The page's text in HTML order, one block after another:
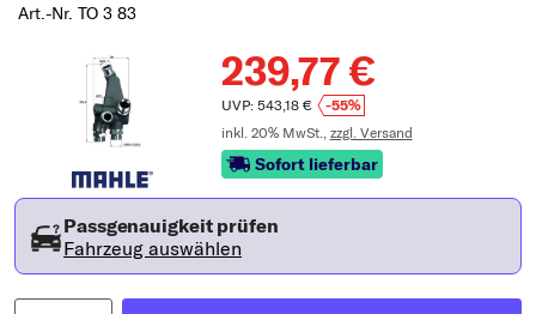
Art.-Nr. TO 3 83
239,77 €
UVP: 543,18 €
-55%
inkl. 20% MwSt., zzgl. Versand
Sofort lieferbar
Passgenauigkeit prüfen
Fahrzeug auswählen